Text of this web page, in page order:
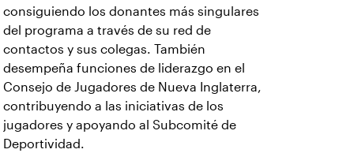
consiguiendo los donantes más singulares
del programa a través de su red de
contactos y sus colegas. También
desempeña funciones de liderazgo en el
Consejo de Jugadores de Nueva Inglaterra,
contribuyendo a las iniciativas de los
jugadores y apoyando al Subcomité de
Deportividad.